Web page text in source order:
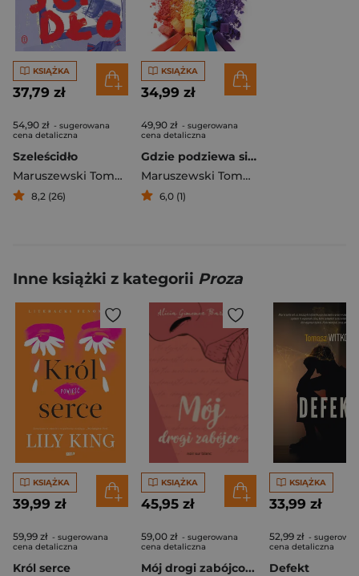
KSIĄŻKA
37,79 zł
54,90 zł - sugerowana
cena detaliczna
Szeleścidło
Maruszewski Tomasz
8,2 (26)
KSIĄŻKA
34,99 zł
49,90 zł - sugerowana
cena detaliczna
Gdzie podziewa się nasza pamięć Od pamięci autobiograficznej do pamięci zbiorowej
Maruszewski Tomasz
6,0 (1)
Inne książki z kategorii Proza
KSIĄŻKA
39,99 zł
59,99 zł - sugerowana
cena detaliczna
Król serce
KSIĄŻKA
45,95 zł
59,00 zł - sugerowana
cena detaliczna
Mój drogi zabójco...
KSIĄŻKA
33,99 zł
52,99 zł -
cena detaliczna
Defekt